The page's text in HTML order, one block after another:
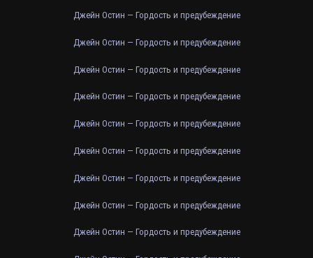
Джейн Остин — Гордость и предубеждение
Джейн Остин — Гордость и предубеждение
Джейн Остин — Гордость и предубеждение
Джейн Остин — Гордость и предубеждение
Джейн Остин — Гордость и предубеждение
Джейн Остин — Гордость и предубеждение
Джейн Остин — Гордость и предубеждение
Джейн Остин — Гордость и предубеждение
Джейн Остин — Гордость и предубеждение